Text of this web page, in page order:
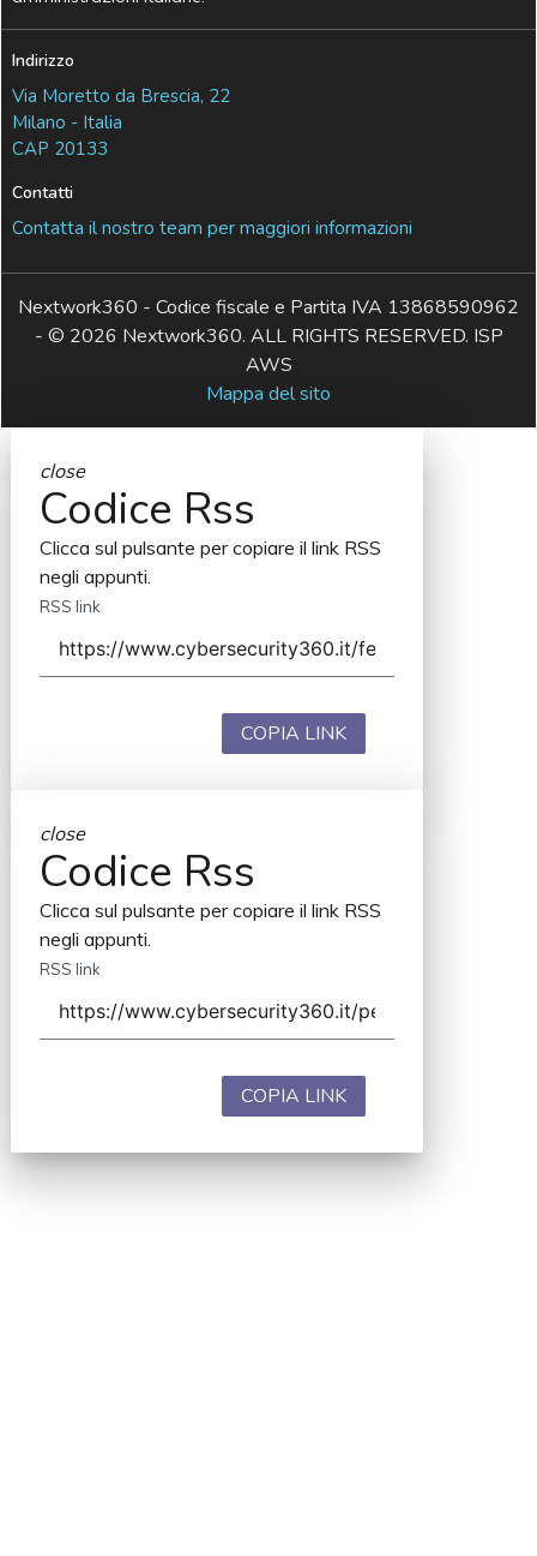
Indirizzo
Via Moretto da Brescia, 22
Milano - Italia
CAP 20133
Contatti
Contatta il nostro team per maggiori informazioni
Nextwork360 - Codice fiscale e Partita IVA 13868590962
- © 2026 Nextwork360. ALL RIGHTS RESERVED. ISP
AWS
Mappa del sito
close
Codice Rss
Clicca sul pulsante per copiare il link RSS
negli appunti.
RSS link
COPIA LINK
close
Codice Rss
Clicca sul pulsante per copiare il link RSS
negli appunti.
RSS link
COPIA LINK